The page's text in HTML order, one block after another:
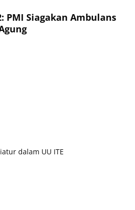
PMI Siagakan Ambulans
dalam UU ITE